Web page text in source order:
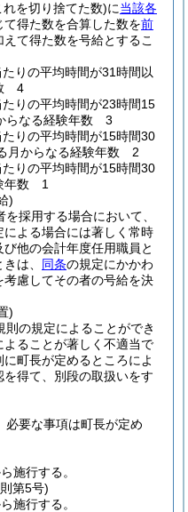
を切り捨てた数)に当該各
得た数を合算した数を前
て得た数を号給とするこ
りの平均時間が31時間以
4
りの平均時間が23時間15
らなる経験年数 3
りの平均時間が15時間30
月からなる経験年数 2
りの平均時間が15時間30
年数 1
)
採用する場合において、
による場合には著しく常時
他の会計年度任用職員と
は、 同条の規定にかかわ
慮してその者の号給を決
)
の規定によることができ
ることが著しく不適当で
町長が定めるところによ
得て、別段の取扱いをす
必要な事項は町長が定め
施行する。
第5号)
施行する。